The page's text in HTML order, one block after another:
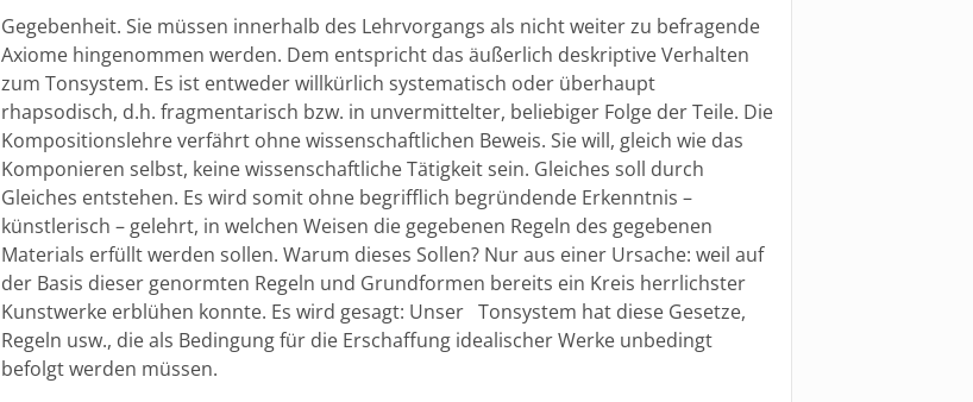
Gegebenheit. Sie müssen innerhalb des Lehrvorgangs als nicht weiter zu befragende
Axiome hingenommen werden. Dem entspricht das äußerlich deskriptive Verhalten
zum Tonsystem. Es ist entweder willkürlich systematisch oder überhaupt
rhapsodisch, d.h. fragmentarisch bzw. in unvermittelter, beliebiger Folge der Teile. Die
Kompositionslehre verfährt ohne wissenschaftlichen Beweis. Sie will, gleich wie das
Komponieren selbst, keine wissenschaftliche Tätigkeit sein. Gleiches soll durch
Gleiches entstehen. Es wird somit ohne begrifflich begründende Erkenntnis –
künstlerisch – gelehrt, in welchen Weisen die gegebenen Regeln des gegebenen
Materials erfüllt werden sollen. Warum dieses Sollen? Nur aus einer Ursache: weil auf
der Basis dieser genormten Regeln und Grundformen bereits ein Kreis herrlichster
Kunstwerke erblühen konnte. Es wird gesagt: Unser Tonsystem hat diese Gesetze,
Regeln usw., die als Bedingung für die Erschaffung idealischer Werke unbedingt
befolgt werden müssen.